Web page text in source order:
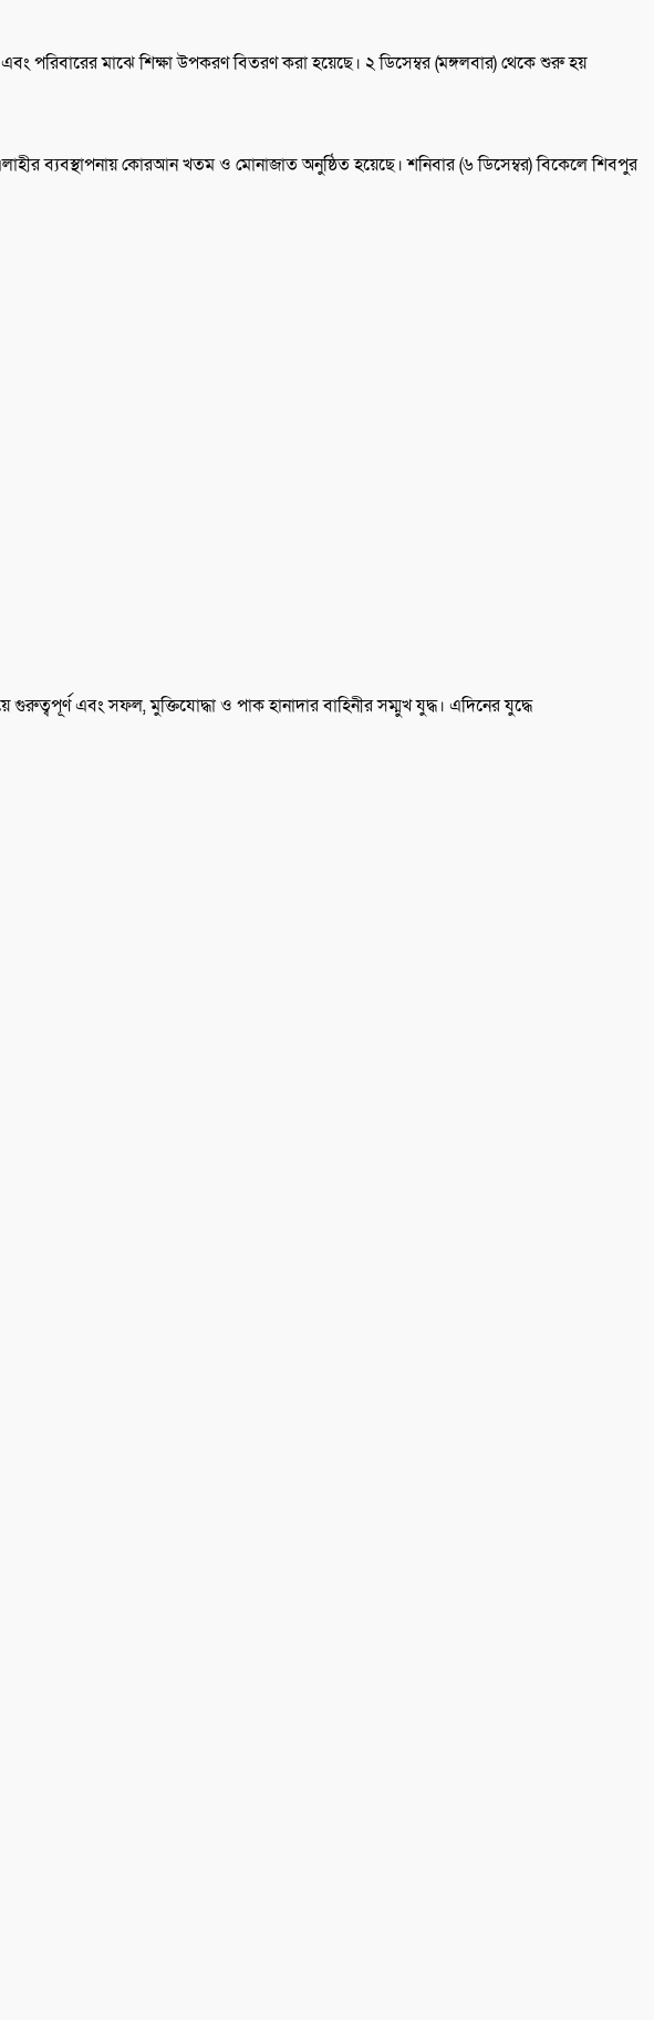
পরিবারের মাঝে শিক্ষা উপকরণ বিতরণ করা হয়েছে। ২ ডিসেম্বর (মঙ্গলবার) থেকে শুরু হয়
ব্যবস্থাপনায় কোরআন খতম ও মোনাজাত অনুষ্ঠিত হয়েছে। শনিবার (৬ ডিসেম্বর) বিকেলে শিবপুর
এবং সফল, মুক্তিযোদ্ধা ও পাক হানাদার বাহিনীর সম্মুখ যুদ্ধ। এদিনের যুদ্ধে